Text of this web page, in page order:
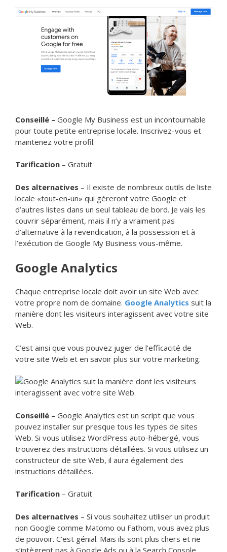
Conseillé – Google My Business est un incontournable
pour toute petite entreprise locale. Inscrivez-vous et
maintenez votre profil.
Tarification – Gratuit
Des alternatives – Il existe de nombreux outils de liste
locale «tout-en-un» qui géreront votre Google et
d’autres listes dans un seul tableau de bord. Je vais les
couvrir séparément, mais il n’y a vraiment pas
d’alternative à la revendication, à la possession et à
l’exécution de Google My Business vous-même.
Google Analytics
Chaque entreprise locale doit avoir un site Web avec
votre propre nom de domaine. Google Analytics suit la
manière dont les visiteurs interagissent avec votre site
Web.
C’est ainsi que vous pouvez juger de l’efficacité de
votre site Web et en savoir plus sur votre marketing.
Conseillé – Google Analytics est un script que vous
pouvez installer sur presque tous les types de sites
Web. Si vous utilisez WordPress auto-hébergé, vous
trouverez des instructions détaillées. Si vous utilisez un
constructeur de site Web, il aura également des
instructions détaillées.
Tarification – Gratuit
Des alternatives – Si vous souhaitez utiliser un produit
non Google comme Matomo ou Fathom, vous avez plus
de pouvoir. C’est génial. Mais ils sont plus chers et ne
s’intègrent pas à Google Ads ou à la Search Console.